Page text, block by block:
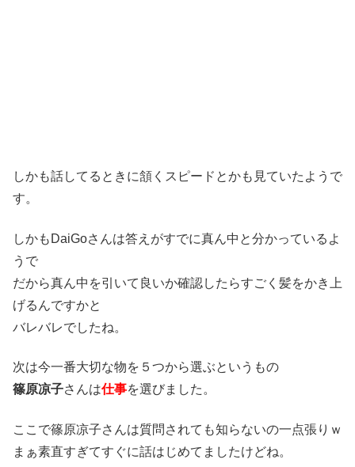
しかも話してるときに頷くスピードとかも見ていたようで
す。
しかもDaiGoさんは答えがすでに真ん中と分かっているよ
うで
だから真ん中を引いて良いか確認したらすごく髪をかき上
げるんですかと
バレバレでしたね。
次は今一番大切な物を５つから選ぶというもの
篠原凉子さんは仕事を選びました。
ここで篠原凉子さんは質問されても知らないの一点張りｗ
まぁ素直すぎてすぐに話はじめてましたけどね。